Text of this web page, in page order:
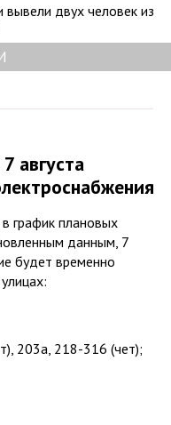
вывели двух человек из
августа
график плановых
данным, 7
будет временно
203а, 218-316 (чет);